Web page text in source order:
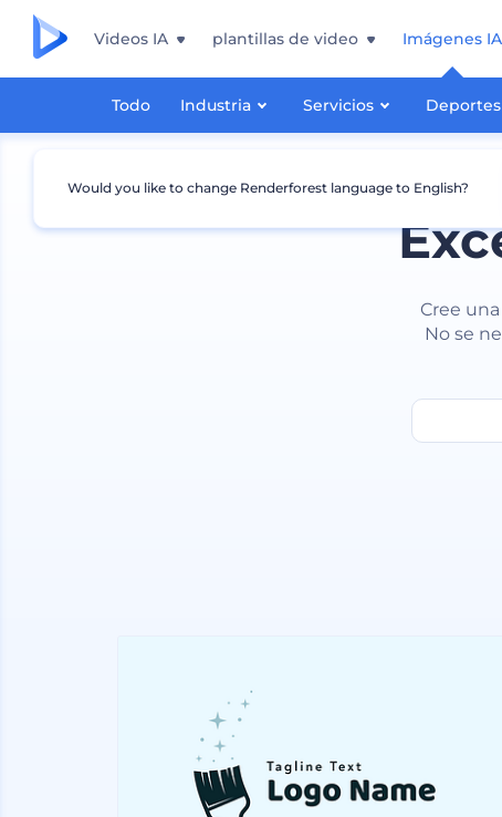
Videos IA plantillas de video Imágenes IA
Todo Industria Servicios Deportes
Cree
No se
Would you like to change Renderforest language to English?